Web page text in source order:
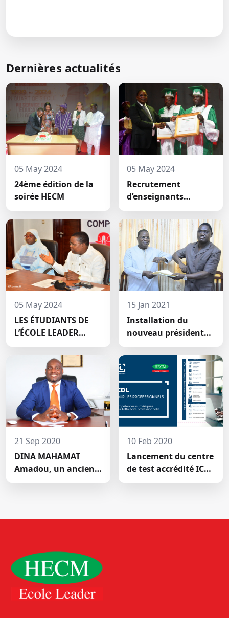
Dernières actualités
05 May 2024
24ème édition de la
soirée HECM
05 May 2024
Recrutement
d’enseignants
permanents à HECM :
deux nouveaux
jeunes docteurs ont
prêté́ serment
05 May 2024
LES ÉTUDIANTS DE
L’ÉCOLE LEADER
MOBILISENT UNE
SOMME DE 2.047.500
FCFA POUR LE FONDS
ZÉRO
PALU:DISCOURS DE
M. Halil BAKARY,
REPRESENTANT DES
ETUDIANTS DE HECM
15 Jan 2021
Installation du
nouveau président
du conseil
scientifique de HECM
21 Sep 2020
DINA MAHAMAT
Amadou, un ancien
étudiant de l'Ecole
société de téléphonie
10 Feb 2020
Lancement du centre
de test accrédité ICDL
de la Haute École de